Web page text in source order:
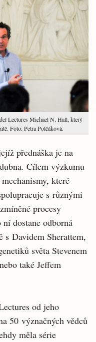
Lectures Michael N. Hall, který
Foto: Petra Polčáková.
přednáška je na
Cílem výzkumu
které
s různými
procesy
dostane odborná
s Davidem Sherattem,
světa Stevenem
také Jeffem
od jeho
50 význačných vědců
měla série